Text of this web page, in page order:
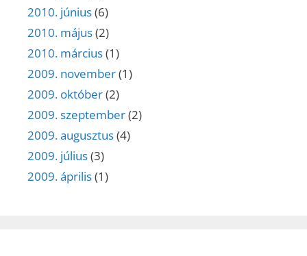
2010. június(6)
2010. május(2)
2010. március(1)
2009. november(1)
2009. október(2)
2009. szeptember(2)
2009. augusztus(4)
2009. július(3)
2009. április(1)